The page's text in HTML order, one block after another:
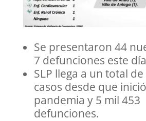
Se presentaron 44
7 defunciones este
SLP llega a un total
casos desde que
pandemia y 5 mil 453
defunciones.